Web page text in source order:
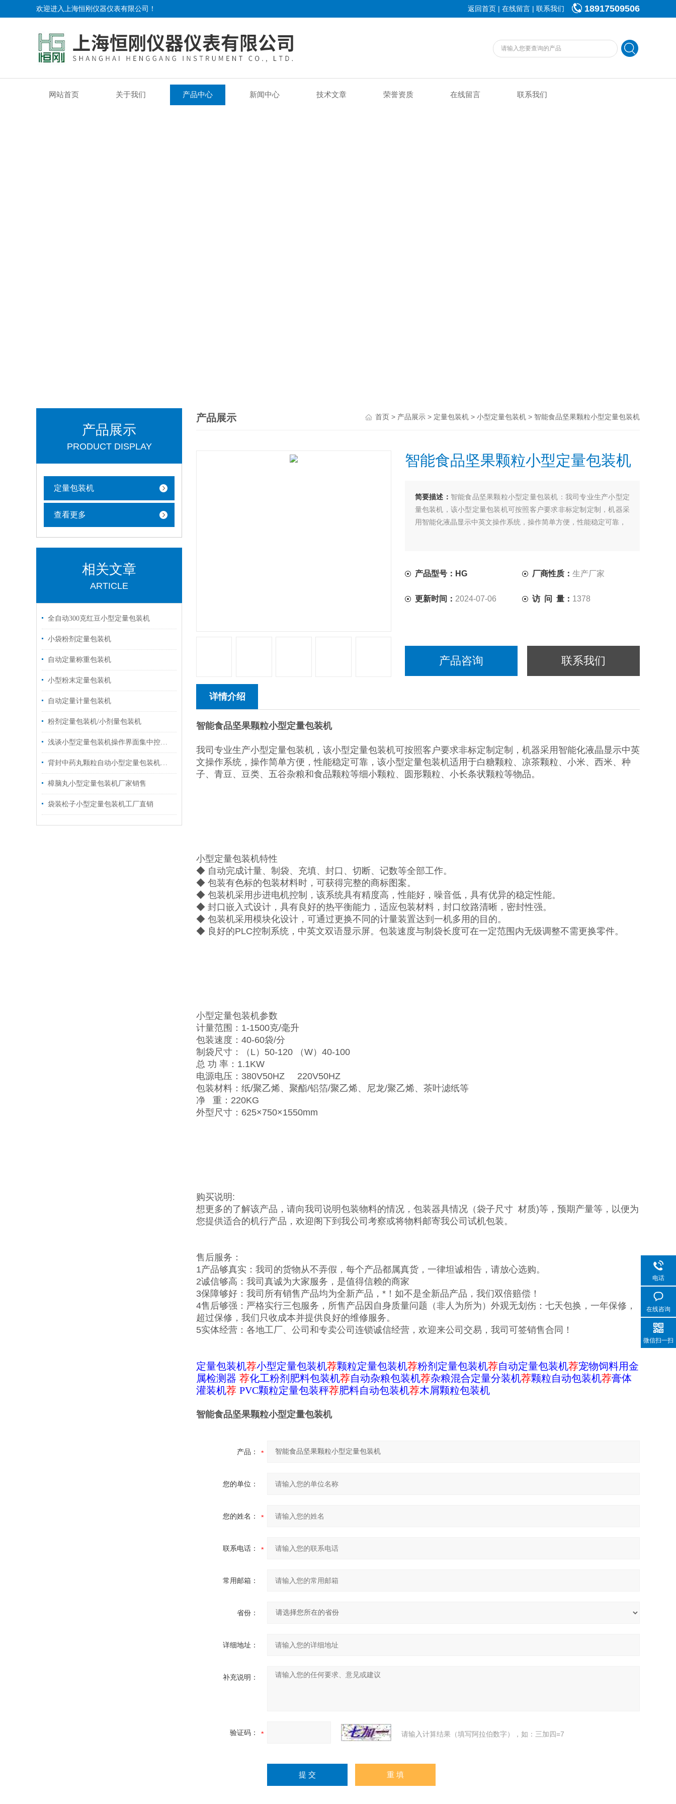
欢迎进入上海恒刚仪器仪表有限公司！ 18917509506
返回首页 | 在线留言 | 联系我们
网站首页 关于我们 产品中心 新闻中心 技术文章 荣誉资质 在线留言 联系我们
产品展示
PRODUCT DISPLAY
定量包装机
查看更多
相关文章
ARTICLE
全自动300克红豆小型定量包装机
小袋粉剂定量包装机
自动定量称重包装机
小型粉末定量包装机
自动定量计量包装机
粉剂定量包装机/小剂量包装机
浅谈小型定量包装机操作界面集中控制系统
背封中药丸颗粒自动小型定量包装机价格
樟脑丸小型定量包装机厂家销售
袋装松子小型定量包装机工厂直销
产品展示 首页 > 产品展示 > 定量包装机 > 小型定量包装机 > 智能食品坚果颗粒小型定量包装机
智能食品坚果颗粒小型定量包装机
简要描述： 智能食品坚果颗粒小型定量包装机：我司专业生产小型定
量包装机，该小型定量包装机可按照客户要求非标定制定制，机器采
用智能化液晶显示中英文操作系统，操作简单方便，性能稳定可靠，
产品型号：HG 厂商性质：生产厂家
更新时间： 2024-07-06 访 问 量： 1378
产品咨询 联系我们
详情介绍
智能食品坚果颗粒小型定量包装机
我司专业生产小型定量包装机，该小型定量包装机可按照客户要求非标定制定制，机器采用智能化液晶显示中英
文操作系统，操作简单方便，性能稳定可靠，该小型定量包装机适用于白糖颗粒、凉茶颗粒、小米、西米、种
子、青豆、豆类、五谷杂粮和食品颗粒等细小颗粒、圆形颗粒、小长条状颗粒等物品。
小型定量包装机特性
◆ 自动完成计量、制袋、充填、封口、切断、记数等全部工作。
◆ 包装有色标的包装材料时，可获得完整的商标图案。
◆ 包装机采用步进电机控制，该系统具有精度高，性能好，噪音低，具有优异的稳定性能。
◆ 封口嵌入式设计，具有良好的热平衡能力，适应包装材料，封口纹路清晰，密封性强。
◆ 包装机采用模块化设计，可通过更换不同的计量装置达到一机多用的目的。
◆ 良好的PLC控制系统，中英文双语显示屏。包装速度与制袋长度可在一定范围内无级调整不需更换零件。
小型定量包装机参数
计量范围：1-1500克/毫升
包装速度：40-60袋/分
制袋尺寸：（L）50-120 （W）40-100
总 功 率：1.1KW
电源电压：380V50HZ 220V50HZ
包装材料：纸/聚乙烯、聚酯/铝箔/聚乙烯、尼龙/聚乙烯、茶叶滤纸等
净 重：220KG
外型尺寸：625×750×1550mm
购买说明:
想更多的了解该产品，请向我司说明包装物料的情况，包装器具情况（袋子尺寸 材质)等，预期产量等，以便为
您提供适合的机行产品，欢迎阁下到我公司考察或将物料邮寄我公司试机包装。
售后服务：
1产品够真实：我司的货物从不弄假，每个产品都属真货，一律坦诚相告，请放心选购。
2诚信够高：我司真诚为大家服务，是值得信赖的商家
3保障够好：我司所有销售产品均为全新产品，*！如不是全新品产品，我们双倍赔偿！
4售后够强：严格实行三包服务，所售产品因自身质量问题（非人为所为）外观无划伤：七天包换，一年保修，
超过保修，我们只收成本并提供良好的维修服务。
5实体经营：各地工厂、公司和专卖公司连锁诚信经营，欢迎来公司交易，我司可签销售合同！
定量包装机荐小型定量包装机荐颗粒定量包装机荐粉剂定量包装机荐自动定量包装机荐宠物饲料用金
属检测器 荐化工粉剂肥料包装机荐自动杂粮包装机荐杂粮混合定量分装机荐颗粒自动包装机荐膏体
灌装机荐 PVC颗粒定量包装秤荐肥料自动包装机荐木屑颗粒包装机
智能食品坚果颗粒小型定量包装机
产品：
您的单位：
您的姓名：
联系电话：
常用邮箱：
省份：
详细地址：
补充说明：
验证码： 请输入计算结果（填写阿拉伯数字），如：三加四=7
电话
在线咨询
微信扫一扫